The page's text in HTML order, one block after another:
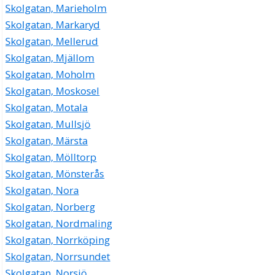
Skolgatan, Marieholm
Skolgatan, Markaryd
Skolgatan, Mellerud
Skolgatan, Mjällom
Skolgatan, Moholm
Skolgatan, Moskosel
Skolgatan, Motala
Skolgatan, Mullsjö
Skolgatan, Märsta
Skolgatan, Mölltorp
Skolgatan, Mönsterås
Skolgatan, Nora
Skolgatan, Norberg
Skolgatan, Nordmaling
Skolgatan, Norrköping
Skolgatan, Norrsundet